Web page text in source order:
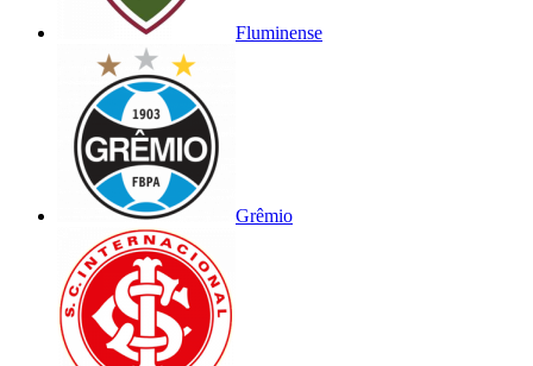
Fluminense
Grêmio